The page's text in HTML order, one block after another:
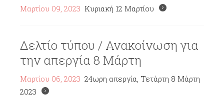
Μαρτίου 09, 2023 Κυριακή 12 Μαρτίου
Δελτίο τύπου / Ανακοίνωση για
την απεργία 8 Μάρτη
Μαρτίου 06, 2023 24ωρη απεργία, Τετάρτη 8 Μάρτη
2023